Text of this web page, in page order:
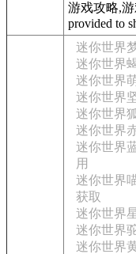
游戏攻略,游
provided to
迷你世界
迷你世界
迷你世界
迷你世界
迷你世界
迷你世界
迷你世界
用
迷你世界
获取
迷你世界
迷你世界
迷你世界